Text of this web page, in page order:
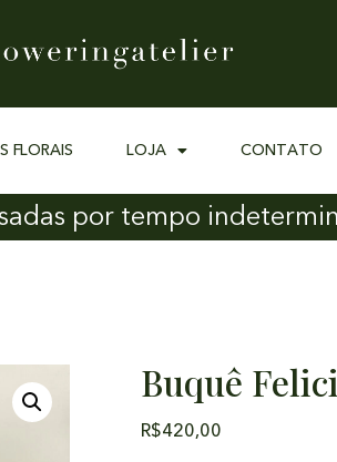
FLORAIS LOJA CONTATO
por tempo
Buquê
R$420,00